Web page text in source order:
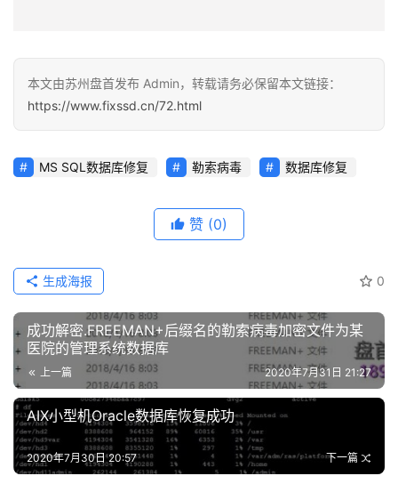
本文由苏州盘首发布 Admin，转载请务必保留本文链接：
https://www.fixssd.cn/72.html
MS SQL数据库修复 勒索病毒 数据库修复
赞 (0)
0
生成海报
成功解密.FREEMAN+后缀名的勒索病毒加密文件为某
医院的管理系统数据库
上一篇 2020年7月31日 21:27
AIX小型机Oracle数据库恢复成功
下一篇
2020年7月30日 20:57